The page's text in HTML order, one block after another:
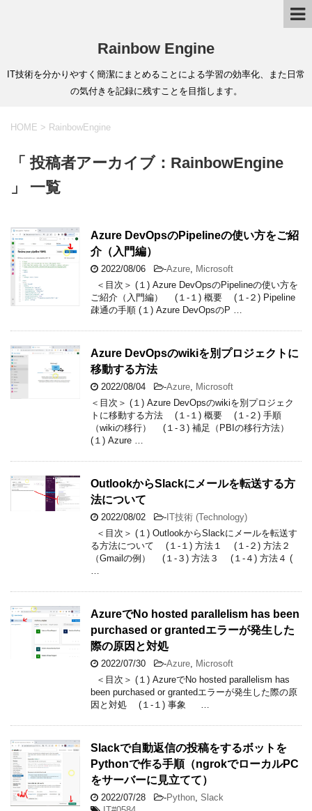
Rainbow Engine
IT技術を分かりやすく簡潔にまとめることによる学習の効率化、また日常
の気付きを記録に残すことを目指します。
HOME > RainbowEngine
「 投稿者アーカイブ：RainbowEngine
」 一覧
Azure DevOpsのPipelineの使い方をご紹
介（入門編）
2022/08/06 -Azure Microsoft
＜目次＞ (１) Azure DevOpsのPipelineの使い方を
ご紹介（入門編） (１-１) 概要 (１-２) Pipeline
疎通の手順 (１) Azure DevOpsのP …
Azure DevOpsのwikiを別プロジェクトに
移動する方法
2022/08/04 -Azure Microsoft
＜目次＞ (１) Azure DevOpsのwikiを別プロジェク
トに移動する方法 (１-１) 概要 (１-２) 手順
（wikiの移行） (１-３) 補足（PBIの移行方法）
(１) Azure …
OutlookからSlackにメールを転送する方
法について
2022/08/02 -IT技術 (Technology)
＜目次＞ (１) OutlookからSlackにメールを転送す
る方法について (１-１) 方法１ (１-２) 方法２
（Gmailの例） (１-３) 方法３ (１-４) 方法４ (
AzureでNo hosted parallelism has been
purchased or grantedエラーが発生した
際の原因と対処
2022/07/30 -Azure Microsoft
＜目次＞ (１) AzureでNo hosted parallelism has
been purchased or grantedエラーが発生した際の原
因と対処 (１-１) 事象 …
Slackで自動返信の投稿をするボットを
Pythonで作る手順（ngrokでローカルPC
をサーバーに見立てて）
2022/07/28 -Python Slack